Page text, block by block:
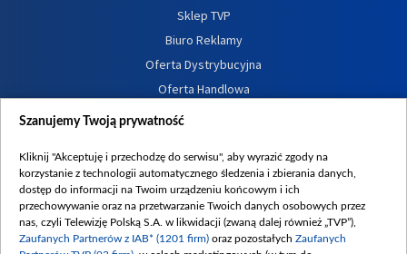
Sklep TVP
Biuro Reklamy
Oferta Dystrybucyjna
Oferta Handlowa
Dostępność
Procedura zgłoszeń wewnętrznych
Szanujemy Twoją prywatność
Kliknij "Akceptuję i przechodzę do serwisu", aby wyrazić zgody na
korzystanie z technologii automatycznego śledzenia i zbierania danych,
dostęp do informacji na Twoim urządzeniu końcowym i ich
przechowywanie oraz na przetwarzanie Twoich danych osobowych przez
nas, czyli Telewizję Polską S.A. w likwidacji (zwaną dalej również „TVP”),
Zaufanych Partnerów z IAB* (1201 firm) oraz pozostałych Zaufanych